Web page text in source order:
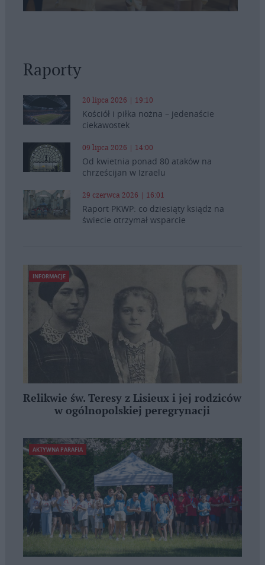
Raporty
20 lipca 2026 | 19:10
Kościół i piłka nożna – jedenaście
ciekawostek
09 lipca 2026 | 14:00
Od kwietnia ponad 80 ataków na
chrześcijan w Izraelu
29 czerwca 2026 | 16:01
Raport PKWP: co dziesiąty ksiądz na
świecie otrzymał wsparcie
INFORMACJE
Relikwie św. Teresy z Lisieux i jej rodziców
w ogólnopolskiej peregrynacji
AKTYWNA PARAFIA